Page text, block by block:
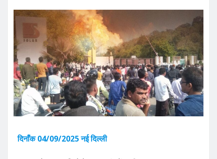
दिनाँक 04/09/2025 नई दिल्ली